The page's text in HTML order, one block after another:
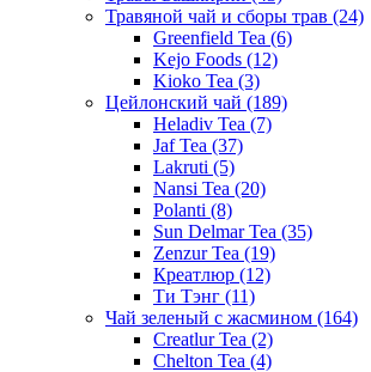
Травяной чай и сборы трав (24)
Greenfield Tea (6)
Kejo Foods (12)
Kioko Tea (3)
Цейлонский чай (189)
Heladiv Tea (7)
Jaf Tea (37)
Lakruti (5)
Nansi Tea (20)
Polanti (8)
Sun Delmar Tea (35)
Zenzur Tea (19)
Креатлюр (12)
Ти Тэнг (11)
Чай зеленый с жасмином (164)
Creatlur Tea (2)
Chelton Tea (4)